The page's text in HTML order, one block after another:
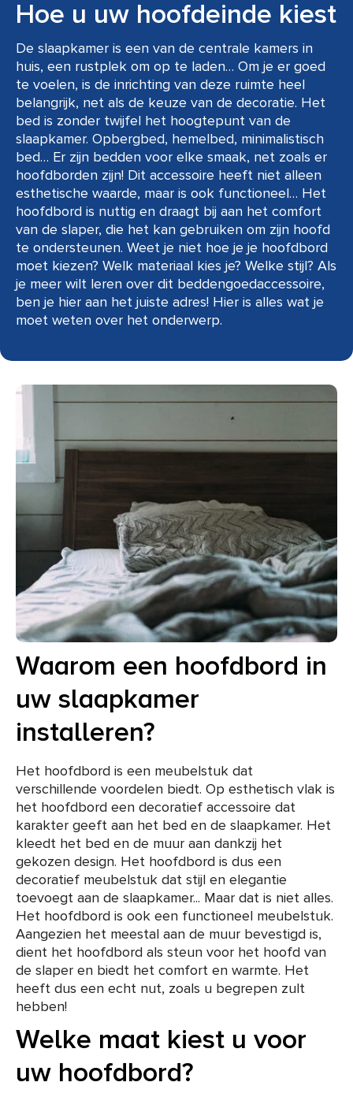
Hoe u uw hoofdeinde kiest
De slaapkamer is een van de centrale kamers in
huis, een rustplek om op te laden… Om je er goed
te voelen, is de inrichting van deze ruimte heel
belangrijk, net als de keuze van de decoratie. Het
bed is zonder twijfel het hoogtepunt van de
slaapkamer. Opbergbed, hemelbed, minimalistisch
bed… Er zijn bedden voor elke smaak, net zoals er
hoofdborden zijn! Dit accessoire heeft niet alleen
esthetische waarde, maar is ook functioneel… Het
hoofdbord is nuttig en draagt bij aan het comfort
van de slaper, die het kan gebruiken om zijn hoofd
te ondersteunen. Weet je niet hoe je je hoofdbord
moet kiezen? Welk materiaal kies je? Welke stijl? Als
je meer wilt leren over dit beddengoedaccessoire,
ben je hier aan het juiste adres! Hier is alles wat je
moet weten over het onderwerp.
Waarom een hoofdbord in
uw slaapkamer
installeren?
Het hoofdbord is een meubelstuk dat
verschillende voordelen biedt. Op esthetisch vlak is
het hoofdbord een decoratief accessoire dat
karakter geeft aan het bed en de slaapkamer. Het
kleedt het bed en de muur aan dankzij het
gekozen design. Het hoofdbord is dus een
decoratief meubelstuk dat stijl en elegantie
toevoegt aan de slaapkamer... Maar dat is niet alles.
Het hoofdbord is ook een functioneel meubelstuk.
Aangezien het meestal aan de muur bevestigd is,
dient het hoofdbord als steun voor het hoofd van
de slaper en biedt het comfort en warmte. Het
heeft dus een echt nut, zoals u begrepen zult
hebben!
Welke maat kiest u voor
uw hoofdbord?